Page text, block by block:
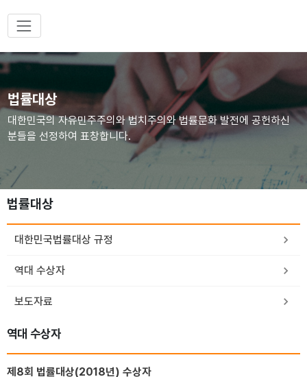
법률대상
대한민국의 자유민주주의와 법치주의와 법률문화 발전에 공헌하신
분들을 선정하여 표창합니다.
법률대상
대한민국법률대상 규정
역대 수상자
보도자료
역대 수상자
제8회 법률대상(2018년) 수상자